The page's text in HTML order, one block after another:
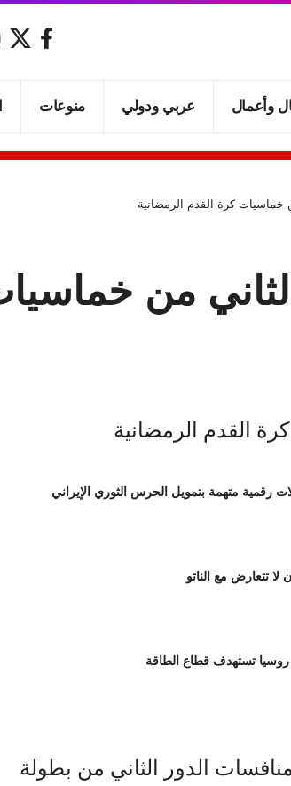
وأعمال عربي ودولي منوعات
خماسيات كرة القدم الرمضانية
من
متهمة بتمويل الحرس الثوري الإيراني
لا تتعارض مع الناتو
روسيا تستهدف قطاع الطاقة
الدور الثاني من بطولة